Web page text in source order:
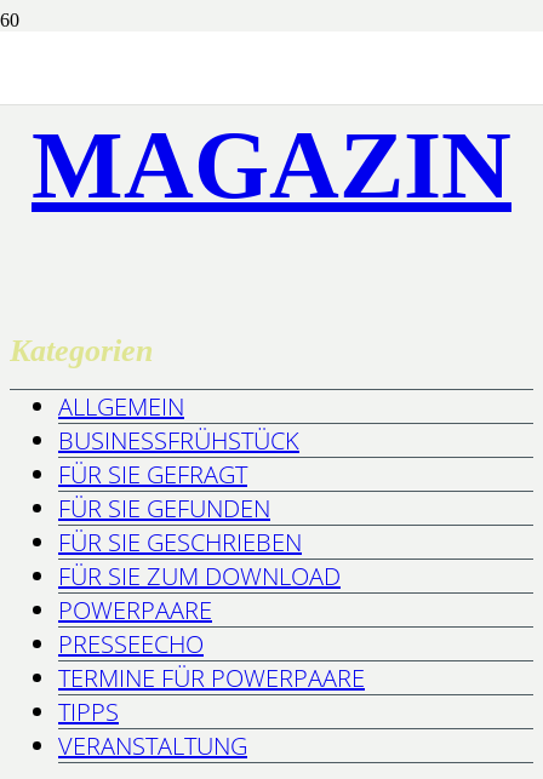
MAGAZIN
Kategorien
ALLGEMEIN
BUSINESSFRÜHSTÜCK
FÜR SIE GEFRAGT
FÜR SIE GEFUNDEN
FÜR SIE GESCHRIEBEN
FÜR SIE ZUM DOWNLOAD
POWERPAARE
PRESSEECHO
TERMINE FÜR POWERPAARE
TIPPS
VERANSTALTUNG